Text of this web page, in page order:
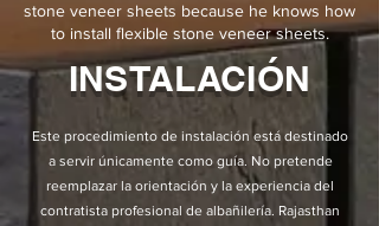
stone veneer sheets because he knows how
to install flexible stone veneer sheets.
INSTALACIÓN
Este procedimiento de instalación está destinado
a servir únicamente como guía. No pretende
reemplazar la orientación y la experiencia del
contratista profesional de albañilería. Rajasthan